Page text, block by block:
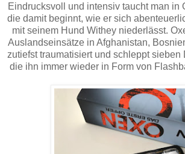
Eindrucksvoll und intensiv taucht man in
die damit beginnt, wie er sich
mit seinem Hund Withey niederlässt.
Auslandseinsätze in Afghanistan,
zutiefst traumatisiert und schleppt sieben
die ihn immer wieder in Form von